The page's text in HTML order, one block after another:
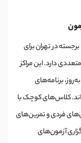
در تهران برای
دارد. این مراکز
برنامه‌های
کلاس‌های کوچک با
فردی و تمرین‌های
آزمون‌های